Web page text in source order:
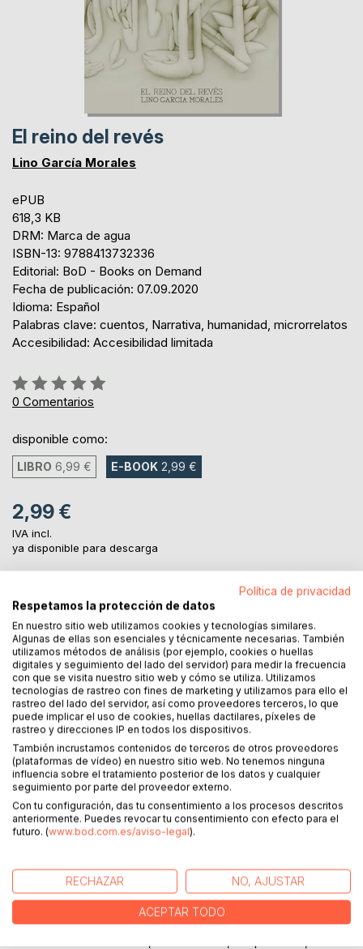
El reino del revés
Lino García Morales
ePUB
618,3 KB
DRM: Marca de agua
ISBN-13: 9788413732336
Editorial: BoD - Books on Demand
Fecha de publicación: 07.09.2020
Idioma: Español
Palabras clave: cuentos, Narrativa, humanidad, microrrelatos
Accesibilidad: Accesibilidad limitada
Rating:
0%
0 Comentarios
disponible como:
LIBRO 6,99 € E-BOOK 2,99 €
2,99 €
IVA incl.
ya disponible para descarga
AL CARRITO
Añadir a lista de deseo
Haz una reseña
DESCRIPCIÓN
Este libro contiene 26 narraciones entre microrrelatos,
oscuro de la Luna, imposible de negar aunque escabroso
de ver. Es, quizá, lo que llamamos lado oscuro, desde
donde a veces es imposible salir o, más inquietante aún,
ese mundo sin el cual éste no tendría sentido.
Política de privacidad
Respetamos la protección de datos
En nuestro sitio web utilizamos cookies y tecnologías similares.
Algunas de ellas son esenciales y técnicamente necesarias. También
utilizamos métodos de análisis (por ejemplo, cookies o huellas
digitales y seguimiento del lado del servidor) para medir la frecuencia
con que se visita nuestro sitio web y cómo se utiliza. Utilizamos
tecnologías de rastreo con fines de marketing y utilizamos para ello el
rastreo del lado del servidor, así como proveedores terceros, lo que
puede implicar el uso de cookies, huellas dactilares, píxeles de
rastreo y direcciones IP en todos los dispositivos.
También incrustamos contenidos de terceros de otros proveedores
(plataformas de vídeo) en nuestro sitio web. No tenemos ninguna
influencia sobre el tratamiento posterior de los datos y cualquier
seguimiento por parte del proveedor externo.
Con tu configuración, das tu consentimiento a los procesos descritos
anteriormente. Puedes revocar tu consentimiento con efecto para el
futuro. (www.bod.com.es/aviso-legal).
RECHAZAR NO, AJUSTAR
ACEPTAR TODO